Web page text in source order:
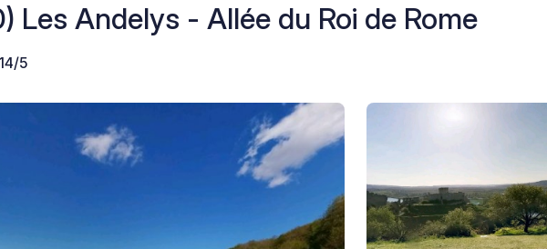
Les Andelys - Allée du Roi de Rome
5